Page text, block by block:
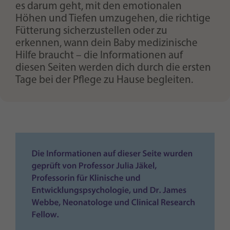
es darum geht, mit den emotionalen
Höhen und Tiefen umzugehen, die richtige
Fütterung sicherzustellen oder zu
erkennen, wann dein Baby medizinische
Hilfe braucht – die Informationen auf
diesen Seiten werden dich durch die ersten
Tage bei der Pflege zu Hause begleiten.